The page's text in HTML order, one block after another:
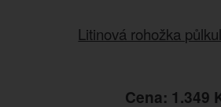
Litinová rohožka
Cena: 1.349